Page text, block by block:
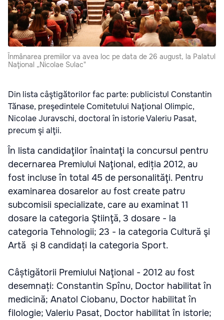
Înmânarea premiilor va avea loc pe data de 26 august, la Palatul
Naţional „Nicolae Sulac"
Din lista câştigătorilor fac parte: publicistul Constantin
Tănase, preşedintele Comitetului Naţional Olimpic,
Nicolae Juravschi, doctoral în istorie Valeriu Pasat,
precum şi alţii.
În lista candidaţilor înaintaţi la concursul pentru
decernarea Premiului Naţional, ediția 2012, au
fost incluse în total 45 de personalităţi. Pentru
examinarea dosarelor au fost create patru
subcomisii specializate, care au examinat 11
dosare la categoria Ştiinţă, 3 dosare - la
categoria Tehnologii; 23 - la categoria Cultură şi
Artă și 8 candidați la categoria Sport.
Câștigătorii Premiului Naţional - 2012 au fost
desemnați: Constantin Spînu, Doctor habilitat în
medicină; Anatol Ciobanu, Doctor habilitat în
filologie; Valeriu Pasat, Doctor habilitat în istorie;